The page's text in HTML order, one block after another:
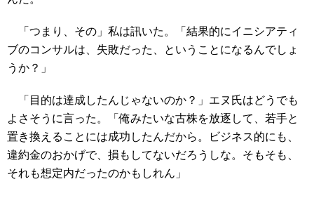
「つまり、その」私は訊いた。「結果的にイニシアティ
ブのコンサルは、失敗だった、ということになるんでしょ
うか？」
「目的は達成したんじゃないのか？」エヌ氏はどうでも
よさそうに言った。「俺みたいな古株を放逐して、若手と
置き換えることには成功したんだから。ビジネス的にも、
違約金のおかげで、損もしてないだろうしな。そもそも、
それも想定内だったのかもしれん」